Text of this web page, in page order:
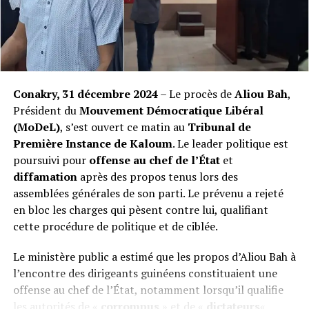
courage et de détermination, et cela ne changera pas »,
a-t-il conclu.
La défense laisse ainsi entendre qu’elle n’exclut pas de
tout en gardant une posture de responsabilité et
d’apaisement dans un climat politique déjà sensible.
La Rédaction
Post Views: 5 481
Conakry, 31 décembre 2024– Le procès deAliou Bah,
Président duMouvement Démocratique Libéral
(MoDeL), s’est ouvert ce matin au Tribunal de
Première Instance de Kaloum. Le leader politique est
poursuivi pour offense au chef de l’Étatet
diffamationaprès des propos tenus lors des
assemblées générales de son parti. Le prévenu a rejeté
en bloc les charges qui pèsent contre lui, qualifiant
cette procédure de politique et de ciblée.
Le ministère public a estimé que les propos d’Aliou Bah à
l’encontre des dirigeants guinéens constituaient une
offense au chef de l’État, notamment lorsqu’il qualifie